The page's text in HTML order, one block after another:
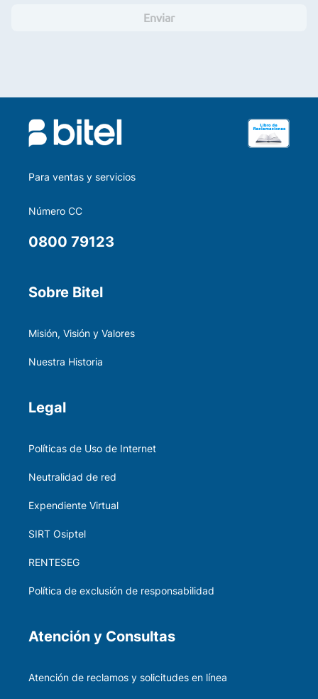
Enviar
Para ventas y servicios
Número CC
0800 79123
Sobre Bitel
Misión, Visión y Valores
Nuestra Historia
Legal
Políticas de Uso de Internet
Neutralidad de red
Expendiente Virtual
SIRT Osiptel
RENTESEG
Política de exclusión de responsabilidad
Atención y Consultas
Atención de reclamos y solicitudes en línea